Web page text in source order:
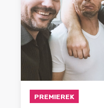
PREMIEREK